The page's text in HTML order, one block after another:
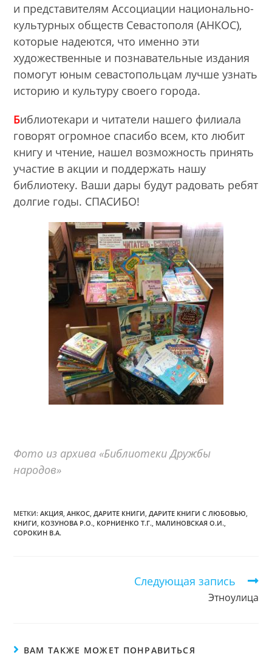
и представителям Ассоциации национально-
культурных обществ Севастополя (АНКОС),
которые надеются, что именно эти
художественные и познавательные издания
помогут юным севастопольцам лучше узнать
историю и культуру своего города.
Библиотекари и читатели нашего филиала
говорят огромное спасибо всем, кто любит
книгу и чтение, нашел возможность принять
участие в акции и поддержать нашу
библиотеку. Ваши дары будут радовать ребят
долгие годы. СПАСИБО!
Фото из архива «Библиотеки Дружбы
народов»
МЕТКИ:АКЦИЯ АНКОС ДАРИТЕ КНИГИ ДАРИТЕ КНИГИ С ЛЮБОВЬЮ
КНИГИ КОЗУНОВА Р.О. КОРНИЕНКО Т.Г. МАЛИНОВСКАЯ О.И.
СОРОКИН В.А.
Следующая запись
Этноулица
ВАМ ТАКЖЕ МОЖЕТ ПОНРАВИТЬСЯ